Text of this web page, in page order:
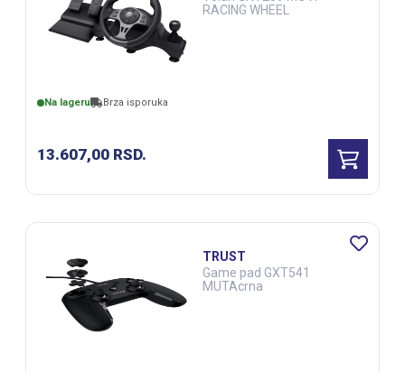
Na lageru Brza isporuka
13.607,00 RSD.
RACING WHEEL
TRUST
Game pad GXT541
MUTAcrna